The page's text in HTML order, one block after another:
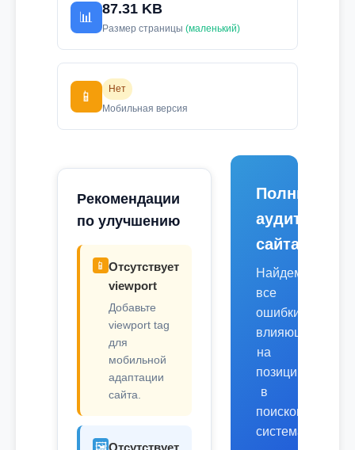
📊
87.31 KB
Размер страницы (маленький)
📱
Нет
Мобильная версия
Рекомендации
по улучшению
📱 Отсутствует
viewport
Добавьте
viewport tag
для
мобильной
адаптации
сайта.
🖼️Отсутствует
Полный
аудит
сайта
Найдем
все
ошибки,
влияющие
на
позиции
в
поисковых
системах.